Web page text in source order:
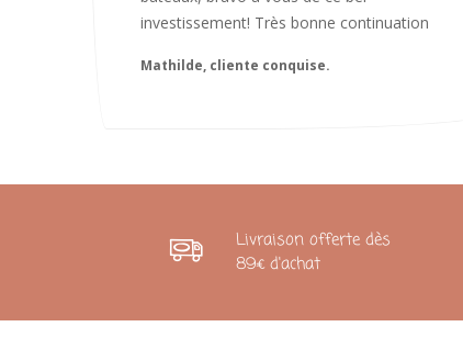
Livraison offerte dès
89€ d'achat